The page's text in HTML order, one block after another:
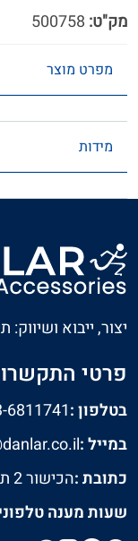
מק"ט:
מפרט מוצר
מידות
יצור, ייבוא
פרטי
בטלפון :6811741
במייל :
כתובת :הכישור 2 תל אביב (פינת שלבים 16)
שעות מענה